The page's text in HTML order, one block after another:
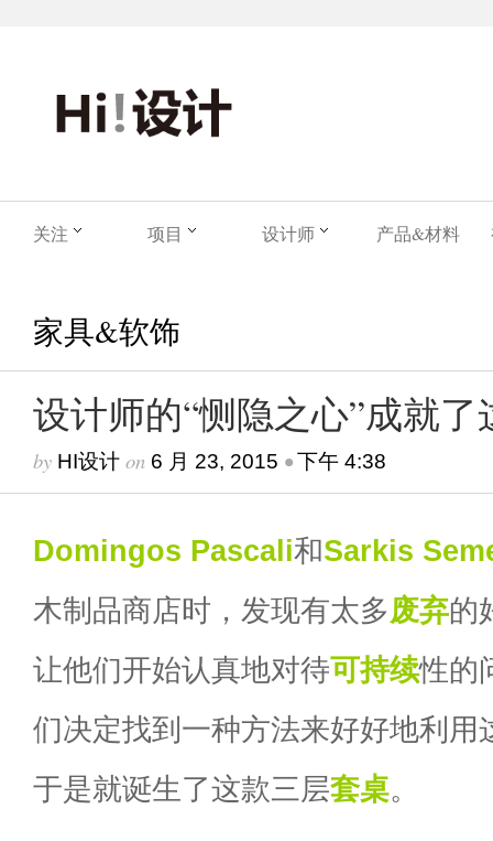
关注 项目 设计师 产品&材料
家具&软饰
设计师的“恻隐之心”成就
by HI设计 on 6 月 23, 2015 •下午 4:38
Domingos Pascali和Sarkis
木制品商店时，发现有太多废弃的
让他们开始认真地对待可持续性的
们决定找到一种方法来好好地利用
于是就诞生了这款三层套桌。